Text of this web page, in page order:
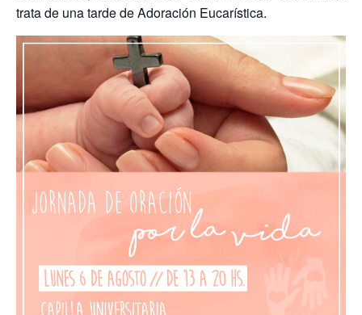
trata de una tarde de Adoración Eucarística.